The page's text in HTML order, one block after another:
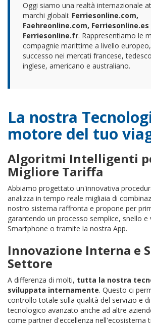
Oggi siamo una realtà internazionale
marchi globali: Ferriesonline.com,
Faehreonline.com, Ferriesonline.es
Ferriesonline.fr. Rappresentiamo le
compagnie marittime a livello
successo nei mercati francese,
inglese, americano e australiano.
La nostra
motore del tuo
Algoritmi Intelligenti
Migliore Tariffa
Abbiamo progettato un'innovativa
analizza in tempo reale migliaia di
nostro sistema raffronta e propone per
garantendo un processo semplice, snello e
Smartphone o tramite la nostra App.
Innovazione Interna e
Settore
A differenza di molti, tutta la nostra
sviluppata internamente. Questo ci
controllo totale sulla qualità del servizio e
tecnologico avanzato anche ad altre
come partner d'eccellenza nell'ecosistema